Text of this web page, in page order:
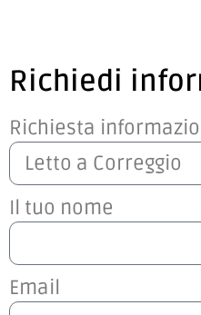
Richiedi
Richiesta
Il tuo nome
Email